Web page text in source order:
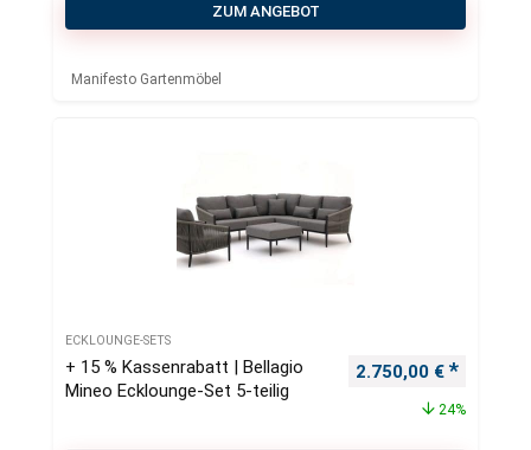
ZUM ANGEBOT
Manifesto Gartenmöbel
ECKLOUNGE-SETS
+ 15 % Kassenrabatt | Bellagio
Mineo Ecklounge-Set 5-teilig
Ursprünglicher
2.750,00 €
24%